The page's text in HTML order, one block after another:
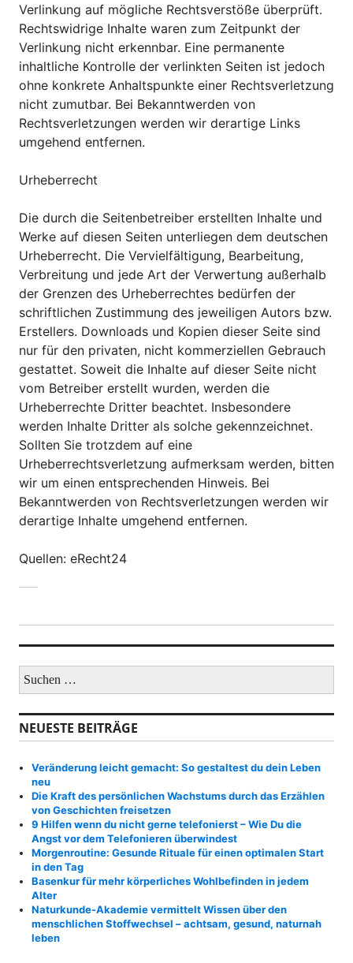
Verlinkung auf mögliche Rechtsverstöße überprüft.
Rechtswidrige Inhalte waren zum Zeitpunkt der
Verlinkung nicht erkennbar. Eine permanente
inhaltliche Kontrolle der verlinkten Seiten ist jedoch
ohne konkrete Anhaltspunkte einer Rechtsverletzung
nicht zumutbar. Bei Bekanntwerden von
Rechtsverletzungen werden wir derartige Links
umgehend entfernen.
Urheberrecht
Die durch die Seitenbetreiber erstellten Inhalte und
Werke auf diesen Seiten unterliegen dem deutschen
Urheberrecht. Die Vervielfältigung, Bearbeitung,
Verbreitung und jede Art der Verwertung außerhalb
der Grenzen des Urheberrechtes bedürfen der
schriftlichen Zustimmung des jeweiligen Autors bzw.
Erstellers. Downloads und Kopien dieser Seite sind
nur für den privaten, nicht kommerziellen Gebrauch
gestattet. Soweit die Inhalte auf dieser Seite nicht
vom Betreiber erstellt wurden, werden die
Urheberrechte Dritter beachtet. Insbesondere
werden Inhalte Dritter als solche gekennzeichnet.
Sollten Sie trotzdem auf eine
Urheberrechtsverletzung aufmerksam werden, bitten
wir um einen entsprechenden Hinweis. Bei
Bekanntwerden von Rechtsverletzungen werden wir
derartige Inhalte umgehend entfernen.
Quellen: eRecht24
u
h
e
n
c
:
NEUESTE BEITRÄGE
Veränderung leicht gemacht: So gestaltest du dein Leben
neu
Die Kraft des persönlichen Wachstums durch das Erzählen
von Geschichten freisetzen
9 Hilfen wenn du nicht gerne telefonierst – Wie Du die
Angst vor dem Telefonieren überwindest
Morgenroutine: Gesunde Rituale für einen optimalen Start
in den Tag
Basenkur für mehr körperliches Wohlbefinden in jedem
Alter
Naturkunde-Akademie vermittelt Wissen über den
menschlichen Stoffwechsel – achtsam, gesund, naturnah
leben